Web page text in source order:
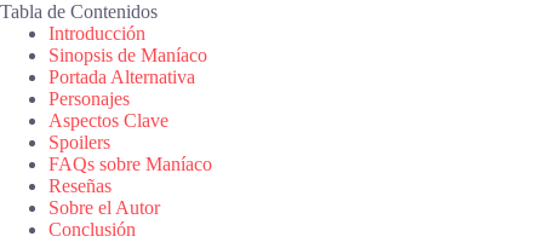
Tabla de Contenidos
Introducción
Sinopsis de Maníaco
Portada Alternativa
Personajes
Aspectos Clave
Spoilers
FAQs sobre Maníaco
Reseñas
Sobre el Autor
Conclusión